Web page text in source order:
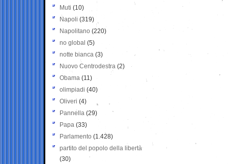
Muti (10)
Napoli (319)
Napolitano (220)
no global (5)
notte bianca (3)
Nuovo Centrodestra (2)
Obama (11)
olimpiadi (40)
Oliveri (4)
Pannella (29)
Papa (33)
Parlamento (1.428)
partito del popolo della libertà
(30)